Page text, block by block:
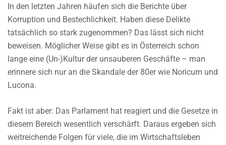
In den letzten Jahren häufen sich die Berichte über
Korruption und Bestechlichkeit. Haben diese Delikte
tatsächlich so stark zugenommen? Das lässt sich nicht
beweisen. Möglicher Weise gibt es in Österreich schon
lange eine (Un-)Kultur der unsauberen Geschäfte – man
erinnere sich nur an die Skandale der 80er wie Noricum und
Lucona.
Fakt ist aber: Das Parlament hat reagiert und die Gesetze in
diesem Bereich wesentlich verschärft. Daraus ergeben sich
weitreichende Folgen für viele, die im Wirtschaftsleben